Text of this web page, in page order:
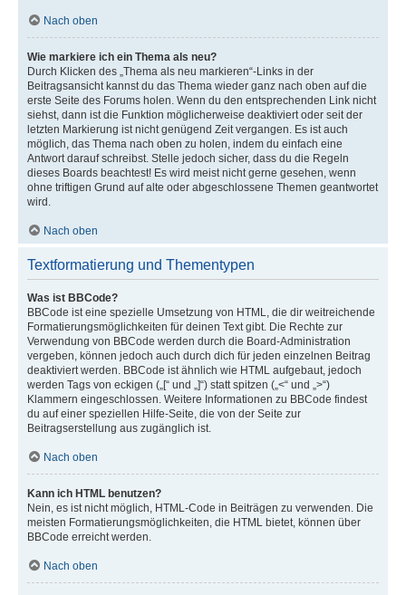
Nach oben
Wie markiere ich ein Thema als neu?
Durch Klicken des „Thema als neu markieren“-Links in der
Beitragsansicht kannst du das Thema wieder ganz nach oben auf die
erste Seite des Forums holen. Wenn du den entsprechenden Link nicht
siehst, dann ist die Funktion möglicherweise deaktiviert oder seit der
letzten Markierung ist nicht genügend Zeit vergangen. Es ist auch
möglich, das Thema nach oben zu holen, indem du einfach eine
Antwort darauf schreibst. Stelle jedoch sicher, dass du die Regeln
dieses Boards beachtest! Es wird meist nicht gerne gesehen, wenn
ohne triftigen Grund auf alte oder abgeschlossene Themen geantwortet
wird.
Nach oben
Textformatierung und Thementypen
Was ist BBCode?
BBCode ist eine spezielle Umsetzung von HTML, die dir weitreichende
Formatierungsmöglichkeiten für deinen Text gibt. Die Rechte zur
Verwendung von BBCode werden durch die Board-Administration
vergeben, können jedoch auch durch dich für jeden einzelnen Beitrag
deaktiviert werden. BBCode ist ähnlich wie HTML aufgebaut, jedoch
werden Tags von eckigen („[“ und „]“) statt spitzen („<“ und „>“)
Klammern eingeschlossen. Weitere Informationen zu BBCode findest
du auf einer speziellen Hilfe-Seite, die von der Seite zur
Beitragserstellung aus zugänglich ist.
Nach oben
Kann ich HTML benutzen?
Nein, es ist nicht möglich, HTML-Code in Beiträgen zu verwenden. Die
meisten Formatierungsmöglichkeiten, die HTML bietet, können über
BBCode erreicht werden.
Nach oben